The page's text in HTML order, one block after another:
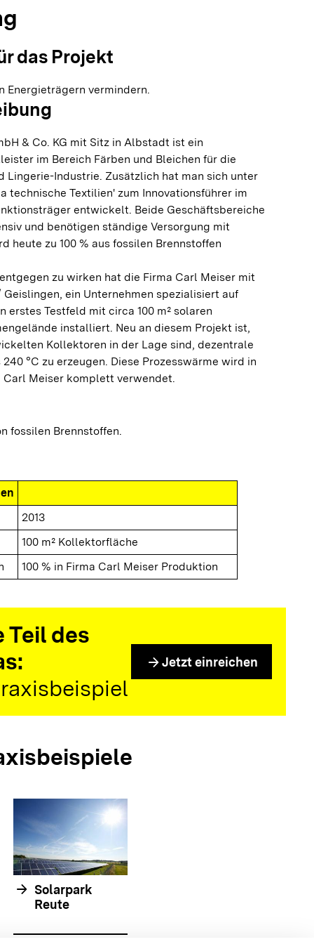
das Projekt
Energieträgern vermindern.
& Co. KG mit Sitz in Albstadt ist ein
im Bereich Färben und Bleichen für die
Lingerie-Industrie. Zusätzlich hat man sich unter
technische Textilien' zum Innovationsführer im
entwickelt. Beide Geschäftsbereiche
und benötigen ständige Versorgung mit
heute zu 100 % aus fossilen Brennstoffen
zu wirken hat die Firma Carl Meiser mit
ein Unternehmen spezialisiert auf
erstes Testfeld mit circa 100 m² solaren
installiert. Neu an diesem Projekt ist,
Kollektoren in der Lage sind, dezentrale
°C zu erzeugen. Diese Prozesswärme wird in
Meiser komplett verwendet.
fossilen Brennstoffen.
2013
100 m² Kollektorfläche
100 % in Firma Carl Meiser Produktion
Teil des
arrow_forward Jetzt einreichen
arrow_forward Solarpark
Reute